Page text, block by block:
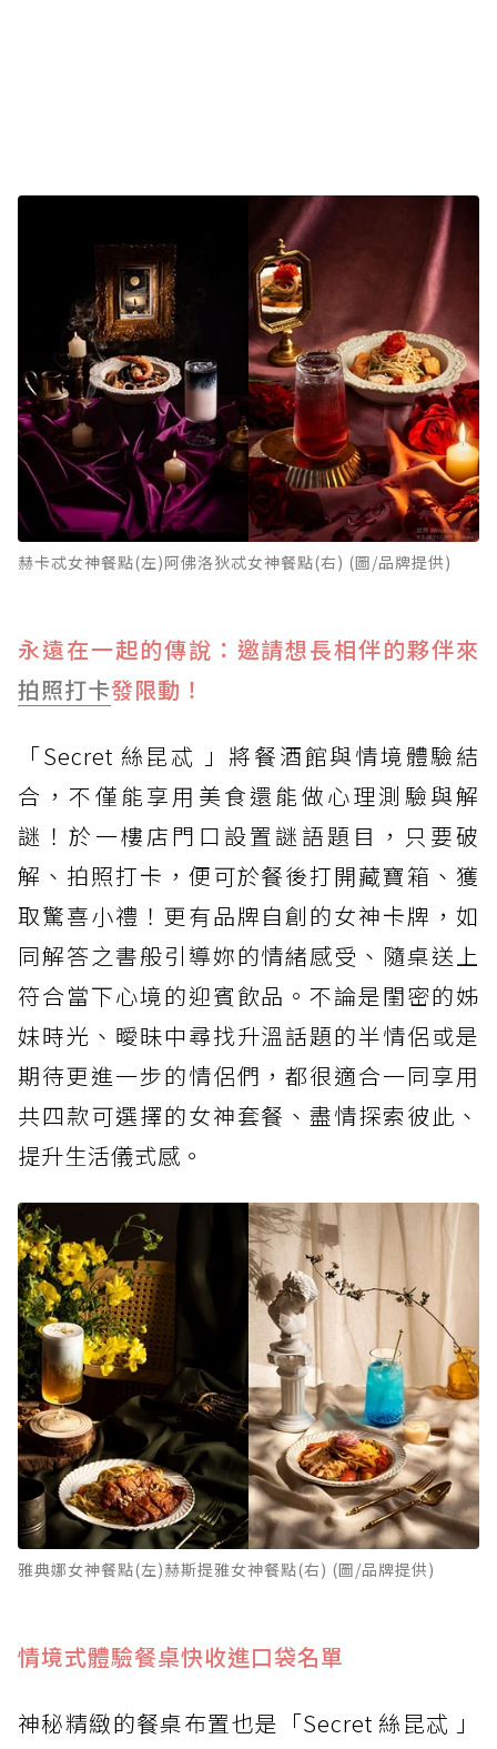
赫卡忒女神餐點(左)阿佛洛狄忒女神餐點(右) (圖/品牌提供)
永遠在一起的傳說：邀請想長相伴的夥伴來
拍照打卡發限動！
「Secret 絲昆忒 」將餐酒館與情境體驗結
合，不僅能享用美食還能做心理測驗與解
謎！於一樓店門口設置謎語題目，只要破
解、拍照打卡，便可於餐後打開藏寶箱、獲
取驚喜小禮！更有品牌自創的女神卡牌，如
同解答之書般引導妳的情緒感受、隨桌送上
符合當下心境的迎賓飲品。不論是閨密的姊
妹時光、曖昧中尋找升溫話題的半情侶或是
期待更進一步的情侶們，都很適合一同享用
共四款可選擇的女神套餐、盡情探索彼此、
提升生活儀式感。
雅典娜女神餐點(左)赫斯提雅女神餐點(右) (圖/品牌提供)
情境式體驗餐桌快收進口袋名單
神秘精緻的餐桌布置也是「Secret 絲昆忒 」